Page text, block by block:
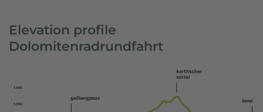
Elevation profile
Dolomitenradrundfahrt